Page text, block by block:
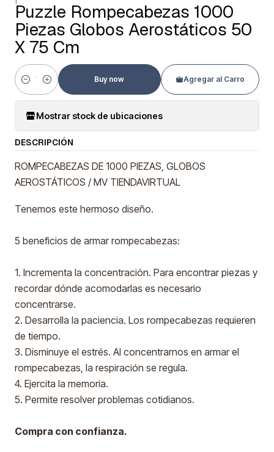
Puzzle Rompecabezas 1000
Piezas Globos Aerostáticos 50
X 75 Cm
Cantidad
Agregar al Carro
Buy now
Mostrar stock de ubicaciones
DESCRIPCIÓN
ROMPECABEZAS DE 1000 PIEZAS, GLOBOS
AEROSTÁTICOS / MV TIENDAVIRTUAL
Tenemos este hermoso diseño.
5 beneficios de armar rompecabezas:
1. Incrementa la concentración. Para encontrar piezas y
recordar dónde acomodarlas es necesario
concentrarse.
2. Desarrolla la paciencia. Los rompecabezas requieren
de tiempo.
3. Disminuye el estrés. Al concentrarnos en armar el
rompecabezas, la respiración se regula.
4. Ejercita la memoria.
5. Permite resolver problemas cotidianos.
Compra con confianza.